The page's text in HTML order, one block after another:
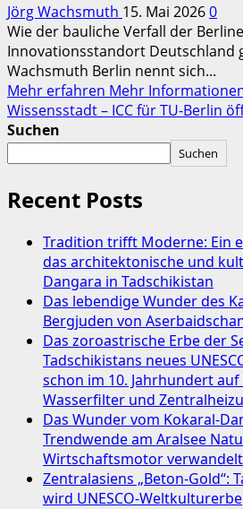
Jörg Wachsmuth 15. Mai 20260
Wie der bauliche Verfall der
Innovationsstandort Deutschland
Wachsmuth Berlin nennt sich...
Mehr erfahren Mehr
Wissensstadt – ICC für TU-Berlin
Suchen
Suchen
Recent Posts
Tradition trifft Moderne: Ein
das architektonische und
Dangara in Tadschikistan
Das lebendige Wunder des
Bergjuden von
Das zoroastrische Erbe der
Tadschikistans neues
schon im 10. Jahrhundert
Wasserfilter und
Das Wunder vom Kokaral-
Trendwende am Aralsee
Wirtschaftsmotor verwandelt
Zentralasiens „Beton-Gold“:
wird UNESCO-Weltkulturerbe